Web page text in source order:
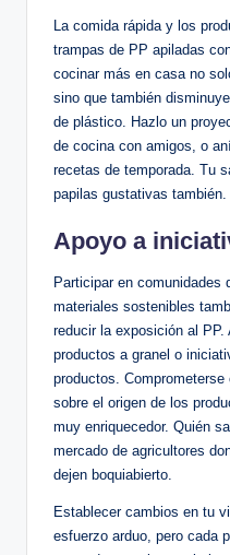
La comida rápida y los
trampas de PP apiladas
cocinar más en casa no
sino que también
de plástico. Hazlo un
de cocina con amigos, o
recetas de temporada. Tu
papilas gustativas también.
Apoyo a
Participar en comunidades
materiales sostenibles
reducir la exposición al
productos a granel o
productos.
sobre el origen de los
muy enriquecedor. Quién
mercado de agricultores
dejen boquiabierto.
Establecer cambios en tu
esfuerzo arduo, pero cada